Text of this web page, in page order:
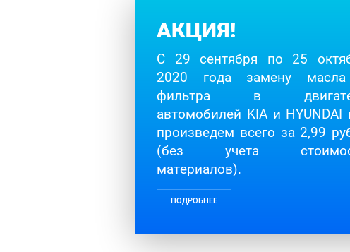
АКЦИЯ!
С 29 сентября по 25
2020 года замену
фильтра в
автомобилей KIA и
произведем всего за 2,99
(без учета
материалов).
ПОДРОБНЕЕ